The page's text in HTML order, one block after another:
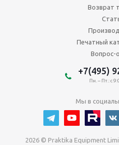
Возврат
Печатный
Вопрос-
+7(495)
Пн. – Пт.: с
Мы в
2026 © Praktika Equipment